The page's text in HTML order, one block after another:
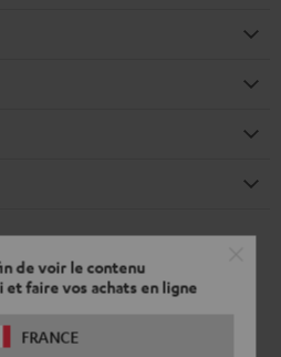
de voir le contenu
faire vos achats en ligne
FRANCE